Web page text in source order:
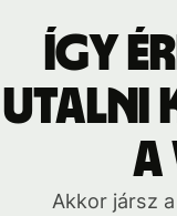
Így
utalni
a
Akkor jársz